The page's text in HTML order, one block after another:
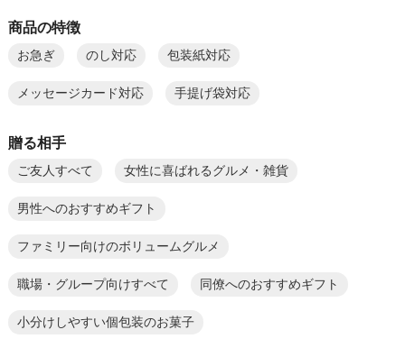
商品の特徴
お急ぎ のし対応 包装紙対応
メッセージカード対応 手提げ袋対応
贈る相手
ご友人すべて 女性に喜ばれるグルメ・雑貨
男性へのおすすめギフト
ファミリー向けのボリュームグルメ
職場・グループ向けすべて 同僚へのおすすめギフト
小分けしやすい個包装のお菓子